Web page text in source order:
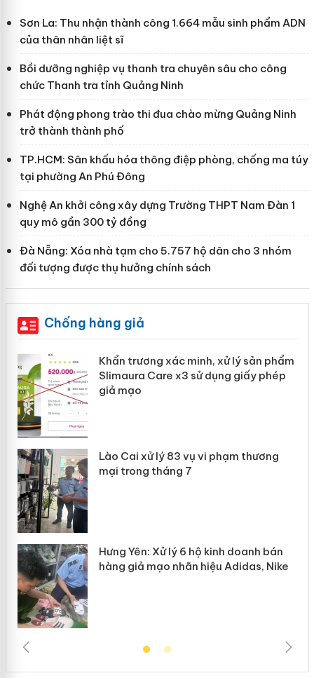
Sơn La: Thu nhận thành công 1.664 mẫu sinh phẩm ADN
của thân nhân liệt sĩ
Bồi dưỡng nghiệp vụ thanh tra chuyên sâu cho công
chức Thanh tra tỉnh Quảng Ninh
Phát động phong trào thi đua chào mừng Quảng Ninh
trở thành thành phố
TP.HCM: Sân khấu hóa thông điệp phòng, chống ma túy
tại phường An Phú Đông
Nghệ An khởi công xây dựng Trường THPT Nam Đàn 1
quy mô gần 300 tỷ đồng
Đà Nẵng: Xóa nhà tạm cho 5.757 hộ dân cho 3 nhóm
đối tượng được thụ hưởng chính sách
Chống hàng giả
Khẩn trương xác minh, xử lý sản phẩm
Slimaura Care x3 sử dụng giấy phép
giả mạo
Lào Cai xử lý 83 vụ vi phạm thương
mại trong tháng 7
Hưng Yên: Xử lý 6 hộ kinh doanh bán
hàng giả mạo nhãn hiệu Adidas, Nike